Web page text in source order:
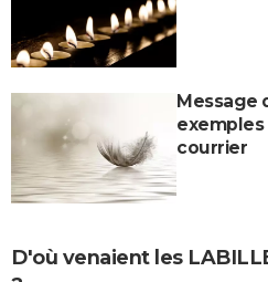
Message
courrier
D'où venaient les